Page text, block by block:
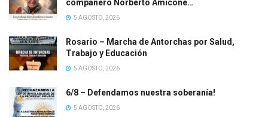
compañero Norberto Amicone…
5 AGOSTO, 2026
Rosario – Marcha de Antorchas por Salud,
Trabajo y Educación
5 AGOSTO, 2026
6/8 – Defendamos nuestra soberanía!
5 AGOSTO, 2026